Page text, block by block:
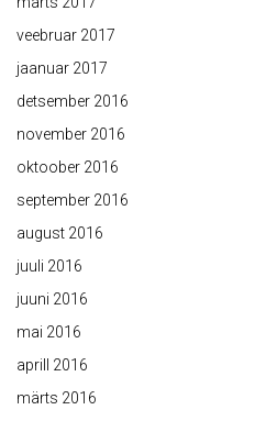
veebruar 2017
jaanuar 2017
detsember 2016
november 2016
oktoober 2016
september 2016
august 2016
juuli 2016
juuni 2016
mai 2016
aprill 2016
märts 2016